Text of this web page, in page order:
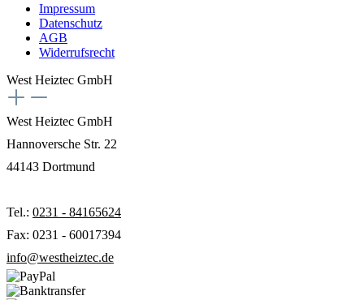
Impressum
Datenschutz
AGB
Widerrufsrecht
West Heiztec GmbH
West Heiztec GmbH
Hannoversche Str. 22
44143 Dortmund
Tel.: 0231 - 84165624
Fax: 0231 - 60017394
info@westheiztec.de